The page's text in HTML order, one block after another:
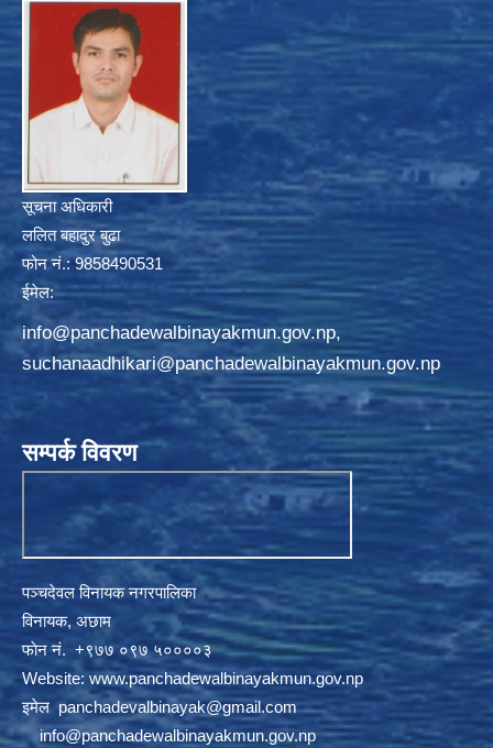
सूचना अधिकारी
ललित बहादुर बुढा
फोन नं.: 9858490531
ईमेल:
info@panchadewalbinayakmun.gov.np,
suchanaadhikari@panchadewalbinayakmun.gov.np
सम्पर्क विवरण
पञ्चदेवल विनायक नगरपालिका
विनायक, अछाम
फाेन नं‍‍‍‍. ‌+९७७ ०९७ ५००००३
Website: www.panchadewalbinayakmun.gov.np
इमेलpanchadevalbinayak@gmail.com
‌ ‌info@panchadewalbinayakmun.gov.np